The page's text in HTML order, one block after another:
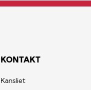
KONTAKT
Kansliet